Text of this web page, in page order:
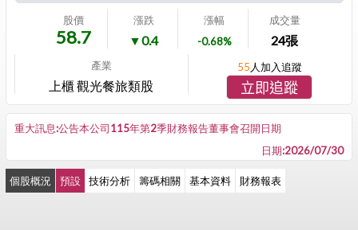
股價
58.7
漲跌
▼0.4
漲幅
-0.68%
成交量
24張
產業
上櫃 觀光餐旅類股
55 人加入追蹤
立即追蹤
重大訊息:公告本公司115年第2季財務報告董事會召開日期
日期:2026/07/30
個股概況 預設 技術分析 籌碼相關 基本資料 財務報表